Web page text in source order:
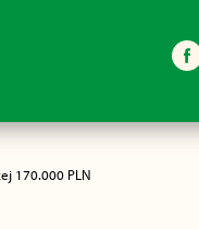
170.000 PLN